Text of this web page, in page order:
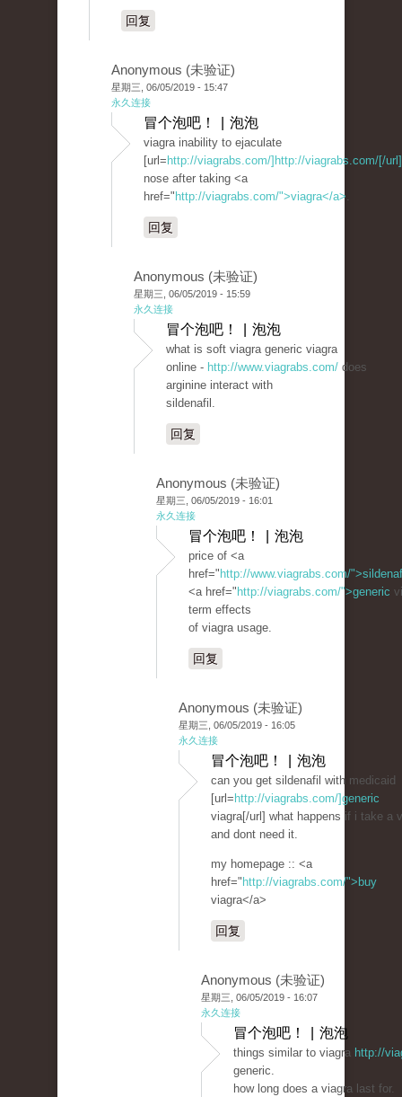
回复
Anonymous (未验证)
星期三, 06/05/2019 - 15:47
永久连接
冒个泡吧！ | 泡泡
viagra inability to ejaculate
[url= http://viagrabs.com/]http://viagrabs.com/[/url]
nose after taking <a
href=" http://viagrabs.com/">viagra</a>.
回复
Anonymous (未验证)
星期三, 06/05/2019 - 15:59
永久连接
冒个泡吧！ | 泡泡
what is soft viagra generic viagra
online - http://www.viagrabs.com/ does
arginine interact with
sildenafil.
回复
Anonymous (未验证)
星期三, 06/05/2019 - 16:01
永久连接
冒个泡吧！ | 泡泡
price of <a
href=" http://www.viagrabs.com/
<a href=" http://viagrabs.com/">generic
term effects
of viagra usage.
回复
Anonymous (未验证)
星期三, 06/05/2019 - 16:05
永久连接
冒个泡吧！ | 泡泡
can you get sildenafil with medicaid
[url= http://viagrabs.com/]generic
viagra[/url] what happens if i take a
and dont need it.
my homepage :: <a
href=" http://viagrabs.com/">buy
viagra</a>
回复
Anonymous (未验证)
星期三, 06/05/2019 - 16:07
永久连接
冒个泡吧！ | 泡泡
things similar to viagra http://
generic.
how long does a viagra last for.